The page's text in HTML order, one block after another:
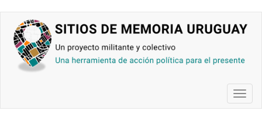
contenido
principal